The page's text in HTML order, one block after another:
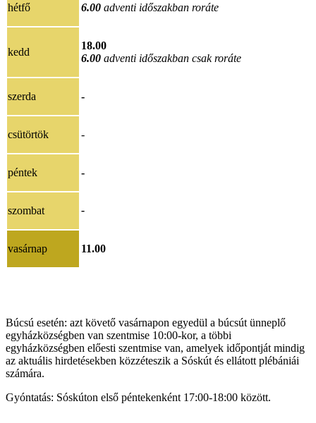
hétfő 6.00 adventi időszakban roráte
kedd
18.00
6.00 adventi időszakban csak roráte
szerda -
csütörtök -
péntek -
szombat -
vasárnap 11.00
Búcsú esetén: azt követő vasárnapon egyedül a búcsút ünneplő
egyházközségben van szentmise 10:00-kor, a többi
egyházközségben előesti szentmise van, amelyek időpontját mindig
az aktuális hirdetésekben közzéteszik a Sóskút és ellátott plébániái
számára.
Gyóntatás: Sóskúton első péntekenként 17:00-18:00 között.